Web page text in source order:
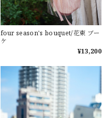
four season's bouquet/花束 ブー
ケ
¥13,200